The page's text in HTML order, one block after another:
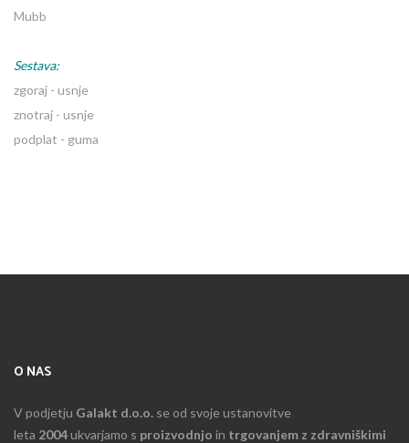
Mubb
Sestava:
zgoraj - usnje
znotraj - usnje
podplat - guma
O NAS
V podjetju Galakt d.o.o. se od svoje ustanovitve
leta 2004ukvarjamo s proizvodnjo in trgovanjem z zdravniškimi